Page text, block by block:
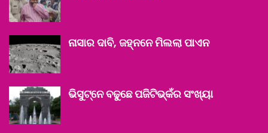
ନାସାର ଦାବି, ଜହ୍ନନେ ମିଲଲା ପାଏନ
ଭିସୁଟ୍‌ନେ ବଢୁଛେ ପଜିଟିଭ୍‌କଁର ସଂଖ୍ୟା